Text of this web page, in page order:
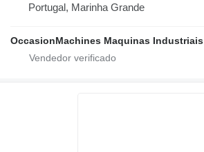
Portugal, Marinha Grande
OccasionMachines Maquinas Industriais